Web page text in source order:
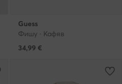
Guess
Фишу · Кафяв
34,99 €